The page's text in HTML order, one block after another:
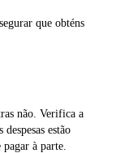
que obténs
não. Verifica a
estão
pagar à parte.